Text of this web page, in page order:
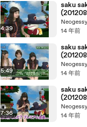
4:39
saku
0730
ｋ)-03
14 年前
5:49
saku
0730
ｋ)-02
14 年前
7:36
saku
0730
ｋ)-01
14 年前